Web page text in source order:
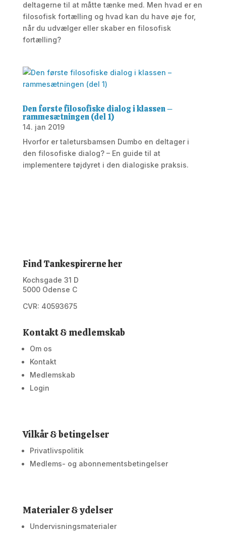
deltagerne til at måtte tænke med. Men hvad er en
filosofisk fortælling og hvad kan du have øje for,
når du udvælger eller skaber en filosofisk
fortælling?
Den første filosofiske dialog i klassen –
rammesætningen (del 1)
14. jan 2019
Hvorfor er taletursbamsen Dumbo en deltager i
den filosofiske dialog? – En guide til at
implementere tøjdyret i den dialogiske praksis.
Find Tankespirerne her
Kochsgade 31 D
5000 Odense C
CVR: 40593675
Kontakt & medlemskab
Om os
Kontakt
Medlemskab
Login
Vilkår & betingelser
Privatlivspolitik
Medlems- og abonnementsbetingelser
Materialer & ydelser
Undervisningsmaterialer